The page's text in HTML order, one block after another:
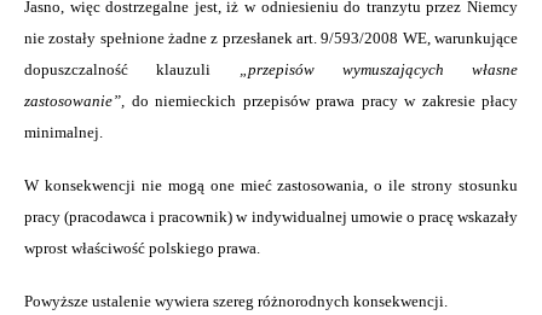
Jasno, więc dostrzegalne jest, iż w odniesieniu do tranzytu przez Niemcy
nie zostały spełnione żadne z przesłanek art. 9/593/2008 WE, warunkujące
dopuszczalność klauzuli „przepisów wymuszających własne
zastosowanie”, do niemieckich przepisów prawa pracy w zakresie płacy
minimalnej.
W konsekwencji nie mogą one mieć zastosowania, o ile strony stosunku
pracy (pracodawca i pracownik) w indywidualnej umowie o pracę wskazały
wprost właściwość polskiego prawa.
Powyższe ustalenie wywiera szereg różnorodnych konsekwencji.